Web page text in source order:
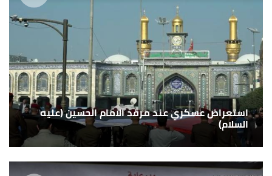
استعراض عسكري عند مرقد الامام الحسين (عليه
السلام)